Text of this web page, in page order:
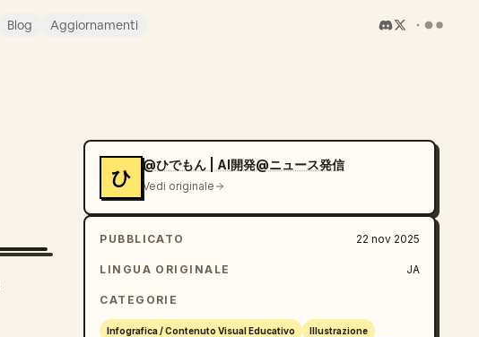
Blog Aggiornamenti
ひ
@ひでもん | AI開発@ニュース発信
Vedi originale
PUBBLICATO 22 nov 2025
LINGUA ORIGINALE JA
CATEGORIE
Infografica / Contenuto Visual Educativo Illustrazione